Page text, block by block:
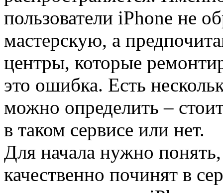
пользователи iPhone не
мастерскую, а
центры, которые
это ошибка. Есть
можно определить –
в таком сервисе или нет.
Для начала нужно
качественно починят в